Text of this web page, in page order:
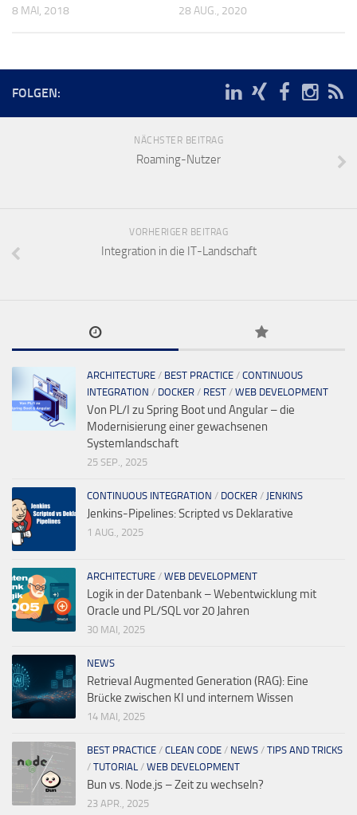
8 MAI, 2018 28 AUG., 2020
FOLGEN:
NÄCHSTER BEITRAG
Roaming-Nutzer
VORHERIGER BEITRAG
Integration in die IT-Landschaft
ARCHITECTURE / BEST PRACTICE / CONTINUOUS
INTEGRATION / DOCKER / REST / WEB DEVELOPMENT
Von PL/I zu Spring Boot und Angular – die
Modernisierung einer gewachsenen
Systemlandschaft
25 SEP., 2025
CONTINUOUS INTEGRATION / DOCKER / JENKINS
Jenkins-Pipelines: Scripted vs Deklarative
1 AUG., 2025
ARCHITECTURE / WEB DEVELOPMENT
Logik in der Datenbank – Webentwicklung mit
Oracle und PL/SQL vor 20 Jahren
30 MAI, 2025
NEWS
Retrieval Augmented Generation (RAG): Eine
Brücke zwischen KI und internem Wissen
14 MAI, 2025
BEST PRACTICE / CLEAN CODE / NEWS / TIPS AND TRICKS
/ TUTORIAL / WEB DEVELOPMENT
Bun vs. Node.js – Zeit zu wechseln?
23 APR., 2025